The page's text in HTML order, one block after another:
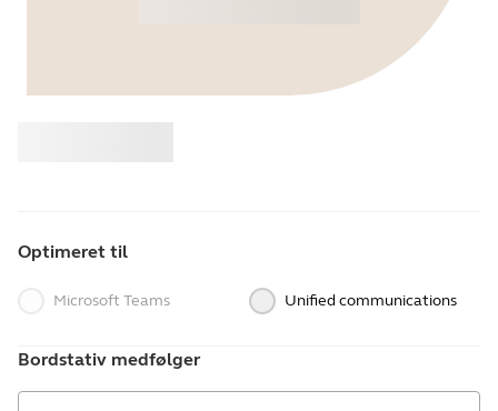
Optimeret til
Microsoft Teams Unified communications
Bordstativ medfølger